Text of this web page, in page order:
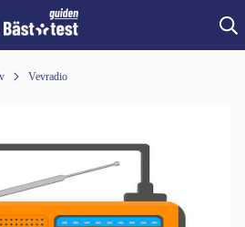
Vevradio